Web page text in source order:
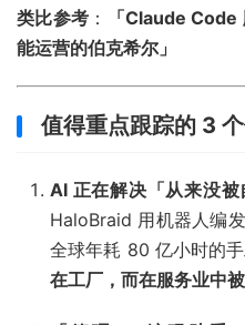
类比参考 ：
「Claude
能运营的伯克希尔」
值得重点跟踪的 3
AI 正在解决「从来没
HaloBraid 用机器人编
全球年耗 80 亿小时的手
在工厂，而在服务业中